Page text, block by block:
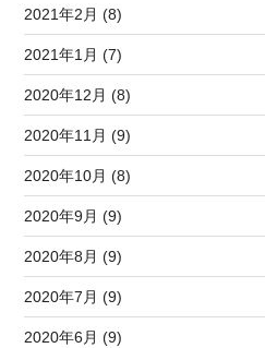
2021年2月 (8)
2021年1月 (7)
2020年12月 (8)
2020年11月 (9)
2020年10月 (8)
2020年9月 (9)
2020年8月 (9)
2020年7月 (9)
2020年6月 (9)